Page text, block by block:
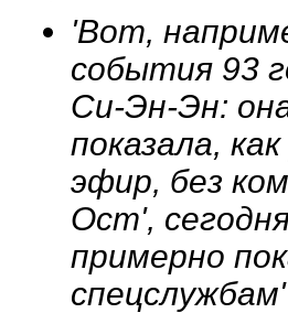
'Вот,
события 93
Си-Эн-Эн:
показала,
эфир, без
Ост',
примерно
спецслужбам'